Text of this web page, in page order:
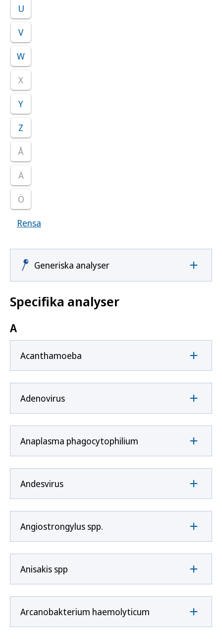
U
V
W
X
Y
Z
Å
Ä
Ö
Rensa
Generiska analyser
Specifika analyser
A
Acanthamoeba
Adenovirus
Anaplasma phagocytophilium
Andesvirus
Angiostrongylus spp.
Anisakis spp
Arcanobakterium haemolyticum